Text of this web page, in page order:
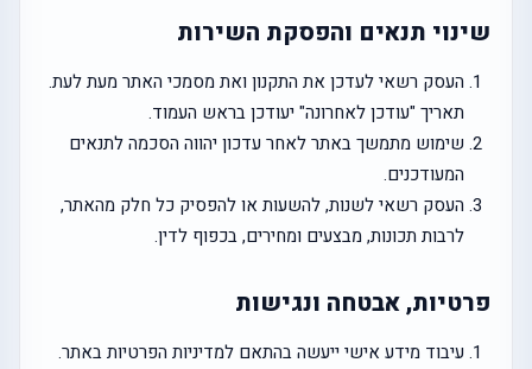
שינוי תנאים והפסקת השירות
העסק רשאי לעדכן את התקנון ואת מסמכי האתר מעת לעת.
תאריך "עודכן לאחרונה" יעודכן בראש העמוד.
שימוש מתמשך באתר לאחר עדכון יהווה הסכמה לתנאים
המעודכנים.
העסק רשאי לשנות, להשעות או להפסיק כל חלק מהאתר,
לרבות תכונות, מבצעים ומחירים, בכפוף לדין.
פרטיות, אבטחה ונגישות
עיבוד מידע אישי ייעשה בהתאם למדיניות הפרטיות באתר.